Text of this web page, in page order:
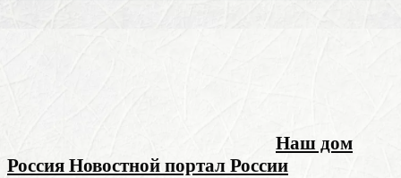
Наш дом
Россия Новостной портал России